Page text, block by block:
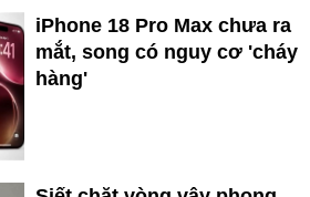
iPhone 18 Pro Max chưa ra
mắt, song có nguy cơ 'cháy
hàng'